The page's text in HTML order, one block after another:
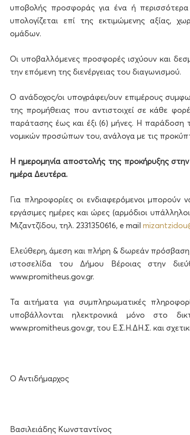
υποβολής προσφοράς για ένα ή
υπολογίζεται επί της εκτιμώμενης
ομάδων.
Οι υποβαλλόμενες προσφορές ισχύουν και
την επόμενη της διενέργειας του διαγωνισμού.
Ο ανάδοχος/οι υπογράφει/ουν επιμέρους
της προμήθειας που αντιστοιχεί σε κάθε
παράτασης έως και έξι (6) μήνες. Η παράδοση
νομικών προσώπων του, ανάλογα με τις
Η ημερομηνία αποστολής της προκήρυξης
ημέρα Δευτέρα.
Για πληροφορίες οι ενδιαφερόμενοι
εργάσιμες ημέρες και ώρες (αρμόδιοι
Μιζαντζίδου, τηλ. 2331350616, e mail
Ελεύθερη, άμεση και πλήρη & δωρεάν
ιστοσελίδα του Δήμου Βέροιας στην
www.promitheus.gov.gr.
Τα αιτήματα για συμπληρωματικές
υποβάλλονται ηλεκτρονικά μόνο στο
www.promitheus.gov.gr, του Ε.Σ.Η.ΔΗ.Σ. και
Ο Αντιδήμαρχος
Βασιλειάδης Κωνσταντίνος